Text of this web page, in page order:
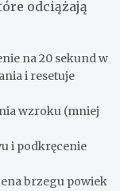
odciążają
na 20 sekund w
i resetuje
wzroku (mniej
i podkręcenie
brzegu powiek